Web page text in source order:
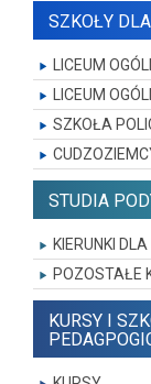
SZKOŁY
LICEUM
LICEUM
SZKOŁA
STUDIA
KIERUNKI DLA
POZOSTAŁE
KURSY I